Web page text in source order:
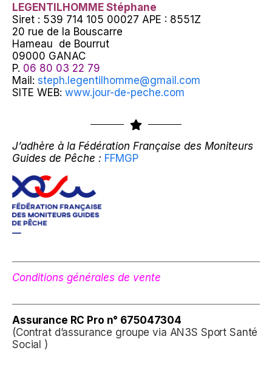
LEGENTILHOMME Stéphane
Siret : 539 714 105 00027 APE : 8551Z
20 rue de la Bouscarre
Hameau de Bourrut
09000 GANAC
P. 06 80 03 22 79
Mail: steph.legentilhomme@gmail.com
SITE WEB: www.jour-de-peche.com
J’adhère à la Fédération Française des Moniteurs
Guides de Pêche : FFMGP
Conditions générales de vente
Assurance RC Pro n° 675047304
(Contrat d’assurance groupe via AN3S Sport Santé
Social )